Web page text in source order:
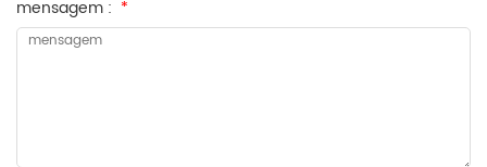
mensagem : *